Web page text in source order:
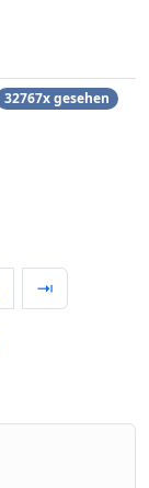
32767x gesehen
⇥